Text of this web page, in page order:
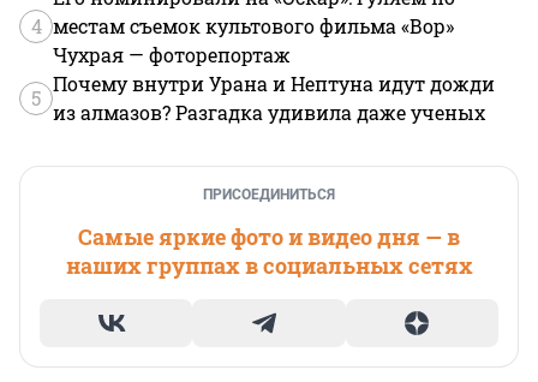
4 местам съемок культового фильма «Вор»
Чухрая — фоторепортаж
5
Почему внутри Урана и Нептуна идут дожди
из алмазов? Разгадка удивила даже ученых
ПРИСОЕДИНИТЬСЯ
Самые яркие фото и видео дня — в
наших группах в социальных сетях